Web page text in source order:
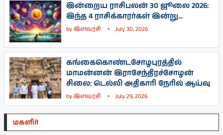
இன்றைய ராசிபலன் 30 ஜூலை 2026:
இந்த 4 ராசிக்காரர்கள் இன்று...
byஇளவரசி July 30, 2026
கங்கைகொண்டசோழபுரத்தில்
மாமன்னன் இராசேந்திரச்சோழன்
சிலை: டெல்லி அதிகாரி நேரில் ஆய்வு
byஇளவரசி July 29, 2026
மகளிர்